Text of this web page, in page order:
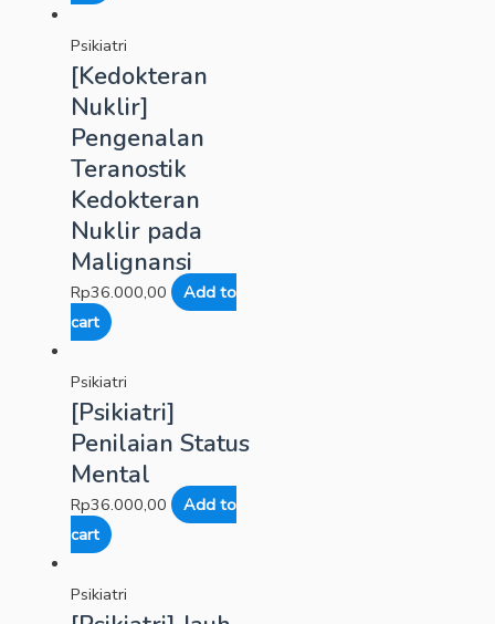
Psikiatri
[Kedokteran
Nuklir]
Pengenalan
Teranostik
Kedokteran
Nuklir pada
Malignansi
Rp36.000,00
Add to
cart
Psikiatri
[Psikiatri]
Penilaian Status
Mental
Rp36.000,00
Add to
cart
Psikiatri